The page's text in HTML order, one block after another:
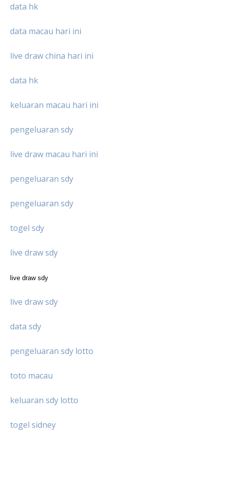
data hk
data macau hari ini
live draw china hari ini
data hk
keluaran macau hari ini
pengeluaran sdy
live draw macau hari ini
pengeluaran sdy
pengeluaran sdy
togel sdy
live draw sdy
live draw sdy
live draw sdy
data sdy
pengeluaran sdy lotto
toto macau
keluaran sdy lotto
togel sidney